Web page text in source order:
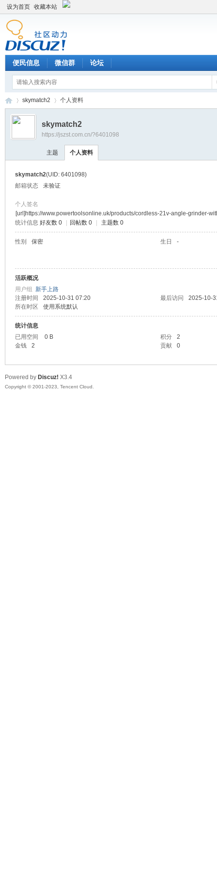
设为首页 收藏本站
便民信息 微信群 论坛
›
skymatch2 个人资料
skymatch2
https://jszst.com.cn/?6401098
主题 个人资料
skymatch2(UID: 6401098)
邮箱状态
未验证
个人签名
[url]https://www.powertoolsonline.uk/products/cordless-21v-angle-grinder-
统计信息 好友数 0 回帖数 0 主题数 0
性别 保密 生日 -
活跃概况
用户组 新手上路
注册时间
2025-10-31 07:20 最后访问
2025-10-
所在时区
使用系统默认
统计信息
已用空间
0 B 积分
2
金钱
2 贡献 0
Powered by Discuz! X3.4
Copyright © 2001-2023, Tencent Cloud.